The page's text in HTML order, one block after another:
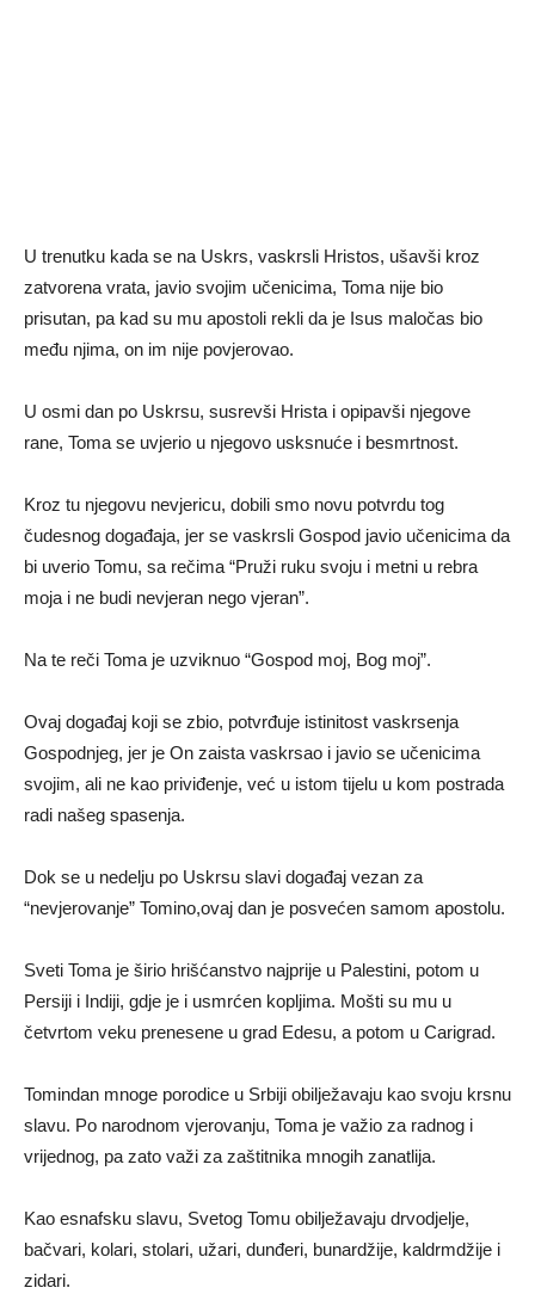
U trenutku kada se na Uskrs, vaskrsli Hristos, ušavši kroz
zatvorena vrata, javio svojim učenicima, Toma nije bio
prisutan, pa kad su mu apostoli rekli da je Isus maločas bio
među njima, on im nije povjerovao.
U osmi dan po Uskrsu, susrevši Hrista i opipavši njegove
rane, Toma se uvjerio u njegovo usksnuće i besmrtnost.
Kroz tu njegovu nevjericu, dobili smo novu potvrdu tog
čudesnog događaja, jer se vaskrsli Gospod javio učenicima da
bi uverio Tomu, sa rečima “Pruži ruku svoju i metni u rebra
moja i ne budi nevjeran nego vjeran”.
Na te reči Toma je uzviknuo “Gospod moj, Bog moj”.
Ovaj događaj koji se zbio, potvrđuje istinitost vaskrsenja
Gospodnjeg, jer je On zaista vaskrsao i javio se učenicima
svojim, ali ne kao priviđenje, već u istom tijelu u kom postrada
radi našeg spasenja.
Dok se u nedelju po Uskrsu slavi događaj vezan za
“nevjerovanje” Tomino,ovaj dan je posvećen samom apostolu.
Sveti Toma je širio hrišćanstvo najprije u Palestini, potom u
Persiji i Indiji, gdje je i usmrćen kopljima. Mošti su mu u
četvrtom veku prenesene u grad Edesu, a potom u Carigrad.
Tomindan mnoge porodice u Srbiji obilježavaju kao svoju krsnu
slavu. Po narodnom vjerovanju, Toma je važio za radnog i
vrijednog, pa zato važi za zaštitnika mnogih zanatlija.
Kao esnafsku slavu, Svetog Tomu obilježavaju drvodjelje,
bačvari, kolari, stolari, užari, dunđeri, bunardžije, kaldrmdžije i
zidari.